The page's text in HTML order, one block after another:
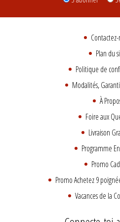
Plan du
Politique de
Modalités,
À
Foire aux
Livraison
Programme
Promo
Promo Achetez 9
Vacances de la